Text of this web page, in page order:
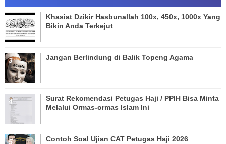
Khasiat Dzikir Hasbunallah 100x, 450x, 1000x Yang
Bikin Anda Terkejut
Jangan Berlindung di Balik Topeng Agama
Surat Rekomendasi Petugas Haji / PPIH Bisa Minta
Melalui Ormas-ormas Islam Ini
Contoh Soal Ujian CAT Petugas Haji 2026